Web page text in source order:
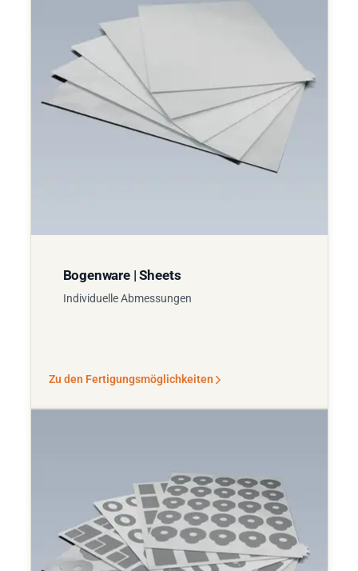
Bogenware | Sheets
Individuelle Abmessungen
Zu den Fertigungsmöglichkeiten